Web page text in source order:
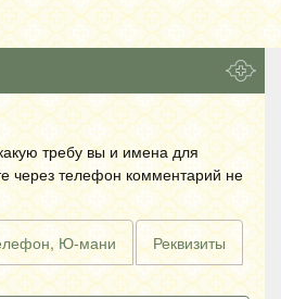
требу вы и имена для
через телефон комментарий не
Ю-мани Реквизиты